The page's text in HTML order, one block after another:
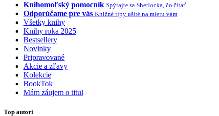
Knihomoľský pomocník Spýtajte sa Sherlocka, čo čítať
Odporúčame pre vás Knižné tipy ušité na mieru vám
Všetky knihy
Knihy roka 2025
Bestsellery
Novinky
Pripravované
Akcie a zľavy
Kolekcie
BookTok
Mám záujem o titul
Top autori